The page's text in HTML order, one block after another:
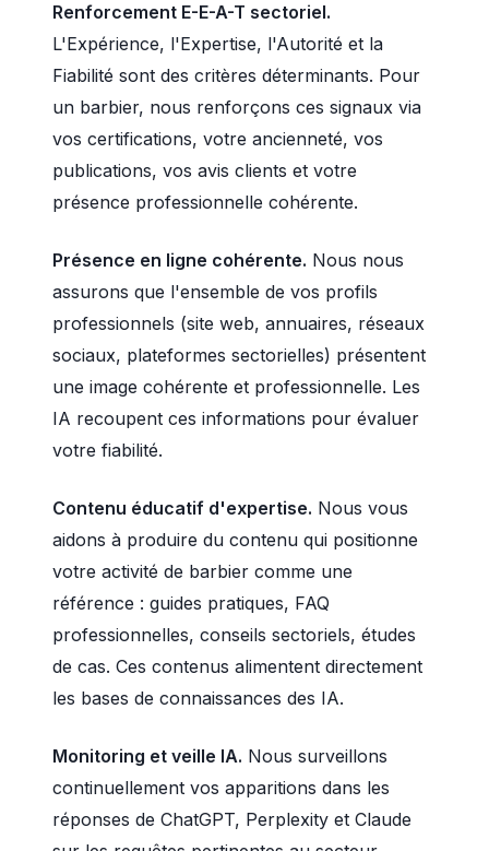
Renforcement E-E-A-T sectoriel.
L'Expérience, l'Expertise, l'Autorité et la
Fiabilité sont des critères déterminants. Pour
un barbier, nous renforçons ces signaux via
vos certifications, votre ancienneté, vos
publications, vos avis clients et votre
présence professionnelle cohérente.
Présence en ligne cohérente. Nous nous
assurons que l'ensemble de vos profils
professionnels (site web, annuaires, réseaux
sociaux, plateformes sectorielles) présentent
une image cohérente et professionnelle. Les
IA recoupent ces informations pour évaluer
votre fiabilité.
Contenu éducatif d'expertise. Nous vous
aidons à produire du contenu qui positionne
votre activité de barbier comme une
référence : guides pratiques, FAQ
professionnelles, conseils sectoriels, études
de cas. Ces contenus alimentent directement
les bases de connaissances des IA.
Monitoring et veille IA. Nous surveillons
continuellement vos apparitions dans les
réponses de ChatGPT, Perplexity et Claude